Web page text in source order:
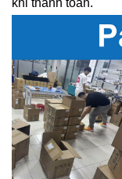
khi thanh toán.